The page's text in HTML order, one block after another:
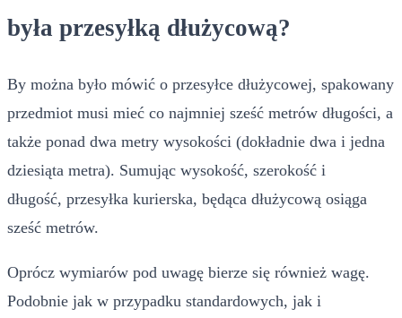
była przesyłką dłużycową?
By można było mówić o przesyłce dłużycowej, spakowany
przedmiot musi mieć co najmniej sześć metrów długości, a
także ponad dwa metry wysokości (dokładnie dwa i jedna
dziesiąta metra). Sumując wysokość, szerokość i
długość, przesyłka kurierska, będąca dłużycową osiąga
sześć metrów.
Oprócz wymiarów pod uwagę bierze się również wagę.
Podobnie jak w przypadku standardowych, jak i